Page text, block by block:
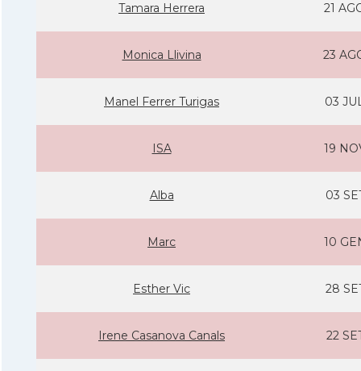
Tamara Herrera 21
Monica Llivina 23
Manel Ferrer Turigas 03
ISA 19
Alba 03
Marc 10
Esther Vic 28
Irene Casanova Canals 22